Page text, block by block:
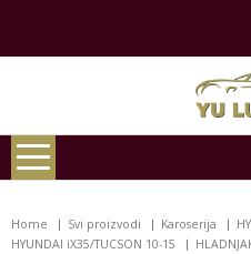
Home Svi proizvodi Karoserija
HYUNDAI iX35/TUCSON 10-15